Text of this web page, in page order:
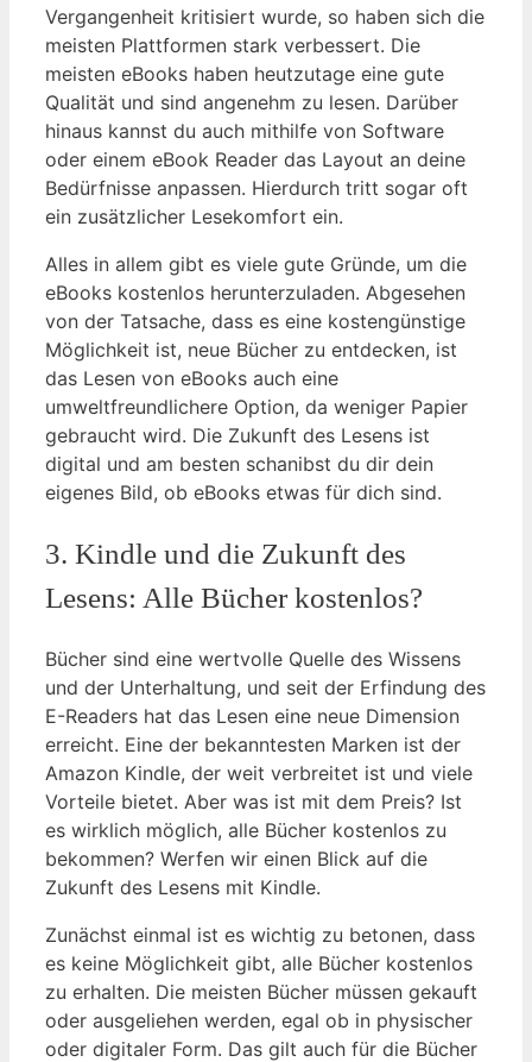
Vergangenheit kritisiert wurde, so haben sich die
meisten Plattformen stark verbessert. Die
meisten eBooks haben heutzutage eine gute
Qualität und sind angenehm zu lesen. Darüber
hinaus kannst du auch mithilfe von Software
oder einem eBook Reader das Layout an deine
Bedürfnisse anpassen. Hierdurch tritt sogar oft
ein zusätzlicher Lesekomfort ein.
Alles in allem gibt es viele gute Gründe, um die
eBooks kostenlos herunterzuladen. Abgesehen
von der Tatsache, dass es eine kostengünstige
Möglichkeit ist, neue Bücher zu entdecken, ist
das Lesen von eBooks auch eine
umweltfreundlichere Option, da weniger Papier
gebraucht wird. Die Zukunft des Lesens ist
digital und am besten schanibst du dir dein
eigenes Bild, ob eBooks etwas für dich sind.
3. Kindle und die Zukunft des
Lesens: Alle Bücher kostenlos?
Bücher sind eine wertvolle Quelle des Wissens
und der Unterhaltung, und seit der Erfindung des
E-Readers hat das Lesen eine neue Dimension
erreicht. Eine der bekanntesten Marken ist der
Amazon Kindle, der weit verbreitet ist und viele
Vorteile bietet. Aber was ist mit dem Preis? Ist
es wirklich möglich, alle Bücher kostenlos zu
bekommen? Werfen wir einen Blick auf die
Zukunft des Lesens mit Kindle.
Zunächst einmal ist es wichtig zu betonen, dass
es keine Möglichkeit gibt, alle Bücher kostenlos
zu erhalten. Die meisten Bücher müssen gekauft
oder ausgeliehen werden, egal ob in physischer
oder digitaler Form. Das gilt auch für die Bücher